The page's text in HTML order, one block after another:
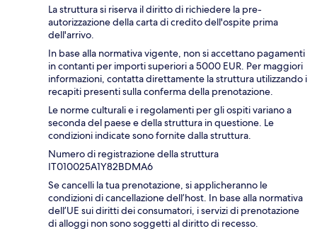
La struttura si riserva il diritto di richiedere la pre-
autorizzazione della carta di credito dell'ospite prima
dell'arrivo.
In base alla normativa vigente, non si accettano pagamenti
in contanti per importi superiori a 5000 EUR. Per maggiori
informazioni, contatta direttamente la struttura utilizzando i
recapiti presenti sulla conferma della prenotazione.
Le norme culturali e i regolamenti per gli ospiti variano a
seconda del paese e della struttura in questione. Le
condizioni indicate sono fornite dalla struttura.
Numero di registrazione della struttura
IT010025A1Y82BDMA6
Se cancelli la tua prenotazione, si applicheranno le
condizioni di cancellazione dell’host. In base alla normativa
dell’UE sui diritti dei consumatori, i servizi di prenotazione
di alloggi non sono soggetti al diritto di recesso.